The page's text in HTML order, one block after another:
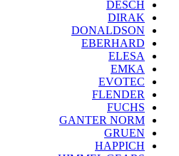
DESCH
DIRAK
DONALDSON
EBERHARD
ELESA
EMKA
EVOTEC
FLENDER
FUCHS
GANTER NORM
GRUEN
HAPPICH